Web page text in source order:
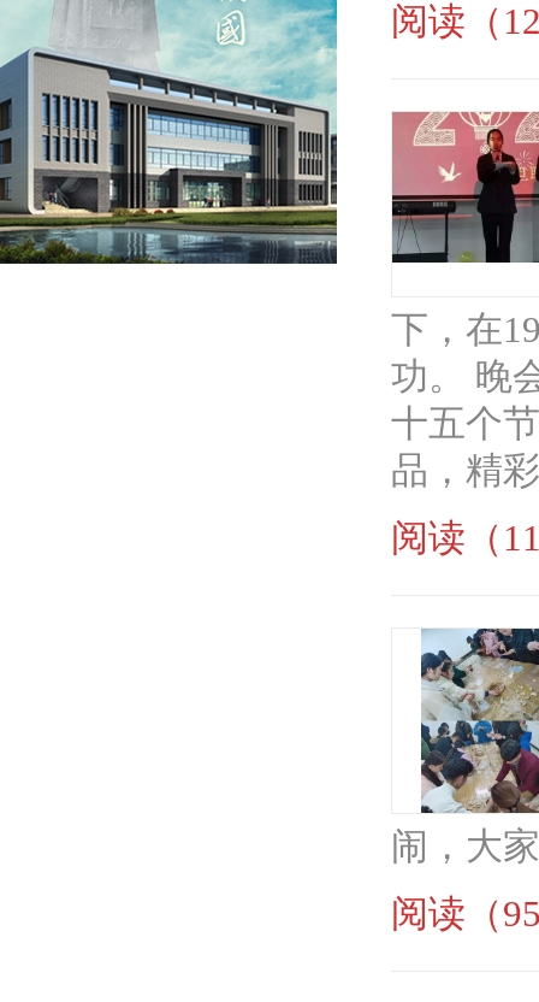
阅读（
下，在
功。 晚
十五个
品，精
阅读（
闹，大
阅读（